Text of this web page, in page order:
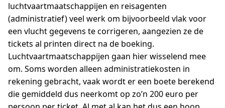
luchtvaartmaatschappijen en reisagenten
(administratief) veel werk om bijvoorbeeld vlak voor
een vlucht gegevens te corrigeren, aangezien ze de
tickets al printen direct na de boeking.
Luchtvaartmaatschappijen gaan hier wisselend mee
om. Soms worden alleen administratiekosten in
rekening gebracht, vaak wordt er een boete berekend
die gemiddeld dus neerkomt op zo’n 200 euro per